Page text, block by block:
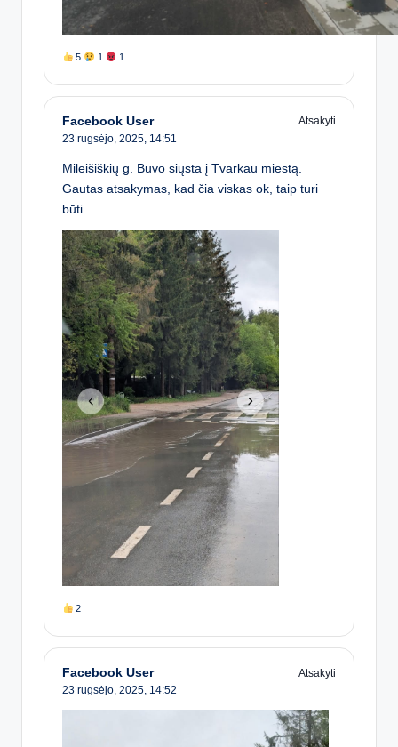
5 1 1
Facebook User
Atsakyti
23 rugsėjo, 2025, 14:51
Mileišiškių g. Buvo siųsta į Tvarkau miestą.
Gautas atsakymas, kad čia viskas ok, taip turi
būti.
2
Facebook User
Atsakyti
23 rugsėjo, 2025, 14:52